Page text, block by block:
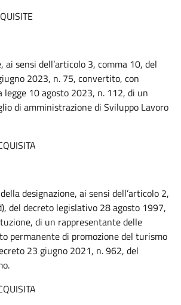
ai sensi dell’articolo 3, comma 10, del
2023, n. 75, convertito, con
legge 10 agosto 2023, n. 112, di un
di amministrazione di Sviluppo Lavoro
designazione, ai sensi dell’articolo 2,
del decreto legislativo 28 agosto 1997,
di un rappresentante delle
permanente di promozione del turismo
23 giugno 2021, n. 962, del